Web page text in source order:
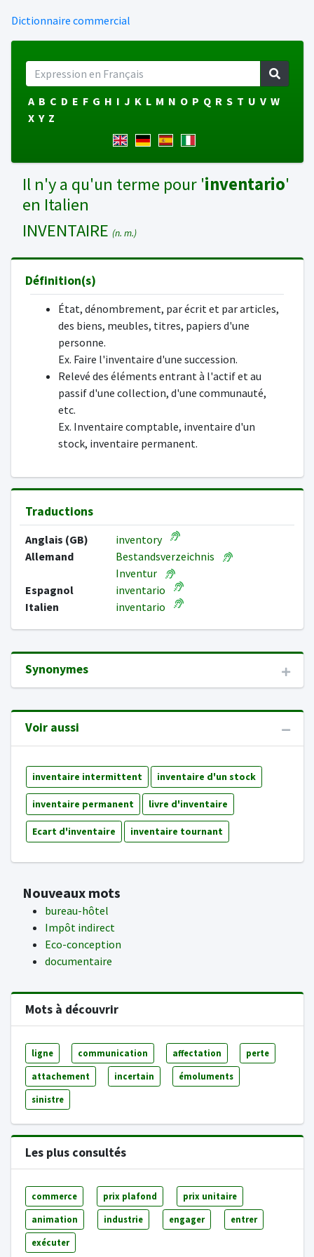
Dictionnaire commercial
A B C D E F G H I J K L M N O P Q R S T U V W
X Y Z
Il n'y a qu'un terme pour 'inventario'
en Italien
INVENTAIRE (n. m.)
Définition(s)
État, dénombrement, par écrit et par articles,
des biens, meubles, titres, papiers d'une
personne.
Ex. Faire l'inventaire d'une succession.
Relevé des éléments entrant à l'actif et au
passif d'une collection, d'une communauté,
etc.
Ex. Inventaire comptable, inventaire d'un
stock, inventaire permanent.
Traductions
Anglais (GB)
inventory
Allemand
Bestandsverzeichnis
Inventur
Espagnol
inventario
Italien
inventario
Synonymes
Voir aussi
inventaire intermittent inventaire d'un stock
inventaire permanent livre d'inventaire
Ecart d'inventaire inventaire tournant
Nouveaux mots
bureau-hôtel
Impôt indirect
Eco-conception
documentaire
Mots à découvrir
ligne communication affectation perte
attachement incertain émoluments
sinistre
Les plus consultés
commerce prix plafond prix unitaire
animation industrie engager entrer
exécuter